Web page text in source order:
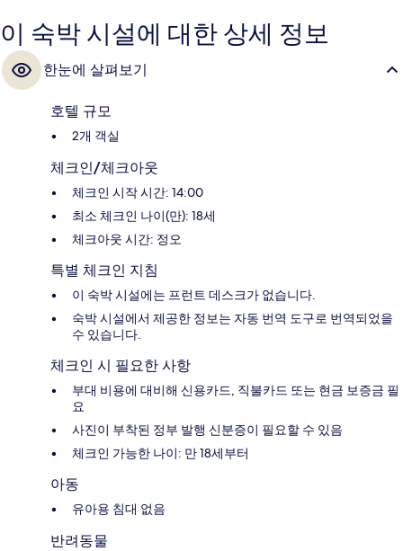
이 숙박 시설에 대한 상세 정보
한눈에 살펴보기
호텔 규모
2개 객실
체크인/체크아웃
체크인 시작 시간: 14:00
최소 체크인 나이(만): 18세
체크아웃 시간: 정오
특별 체크인 지침
이 숙박 시설에는 프런트 데스크가 없습니다.
숙박 시설에서 제공한 정보는 자동 번역 도구로 번역되었을
수 있습니다.
체크인 시 필요한 사항
부대 비용에 대비해 신용카드, 직불카드 또는 현금 보증금 필
요
사진이 부착된 정부 발행 신분증이 필요할 수 있음
체크인 가능한 나이: 만 18세부터
아동
유아용 침대 없음
반려동물